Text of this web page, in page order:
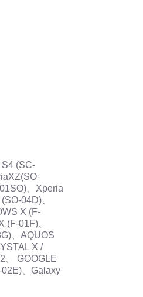
(SC-
、Xperia
04D)、
X (F-
01F)、
、AQUOS
X /
、 GOOGLE
、Galaxy